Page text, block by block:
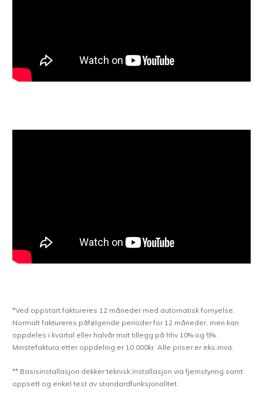
*Ved oppstart faktureres 12 måneder med automatisk fornyelse.
Normalt faktureres påfølgende perioder for 12 måneder, men kan
oppdeles i kvartal eller halvår mot tillegg på hhv 10% og 5%.
Minstefaktura etter oppdeling er 10.000kr. Alle priser er eks.mva.
** Basisinstallasjon dekker teknisk installasjon via fjernstyring samt
oppsett og enkel test av standardfunksjonalitet.